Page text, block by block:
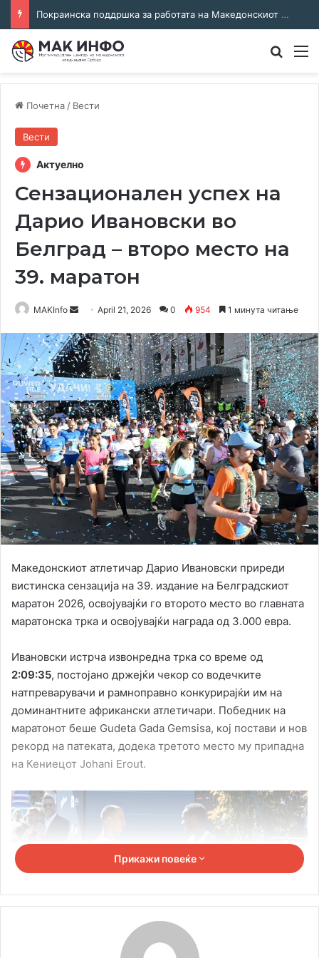
Покраинска поддршка за работата на Македонскиот национален совет: потпишан договор за суфинансирање на активностите
Почетна / Вести
Вести
Актуелно
Сензационален успех на
Дарио Ивановски во
Белград – второ место на
39. маратон
MAKInfo
Send
email
April 21, 2026 0 954 1 минута читање
Македонскиот атлетичар Дарио Ивановски приреди
вистинска сензација на 39. издание на Белградскиот
маратон 2026, освојувајќи го второто место во главната
маратонска трка и освојувајќи награда од 3.000 евра.
Ивановски истрча извонредна трка со време од
2:09:35, постојано држејќи чекор со водечките
натпреварувачи и рамноправно конкурирајќи им на
доминантните африкански атлетичари. Победник на
маратонот беше Gudeta Gada Gemsisa, кој постави и нов
рекорд на патеката, додека третото место му припадна
на Кениецот Johani Erout.
Прикажи повеќе